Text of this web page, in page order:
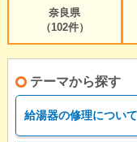
奈良県
（102件）
テーマから探す
給湯器の修理について